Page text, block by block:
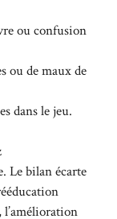
ou confusion
ou de maux de
dans le jeu.
Le bilan écarte
l’amélioration